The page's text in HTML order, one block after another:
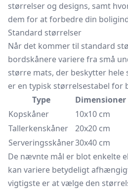
størrelser og designs, samt
dem for at forbedre din
Standard størrelser
Når det kommer til standard
bordskånere variere fra små
større mats, der beskytter hele
er en typisk størrelsestabel for
Type
Dimensioner
Kopskåner
10x10 cm
Tallerkenskåner
20x20 cm
Serveringsskåner30x40 cm
De nævnte mål er blot enkelte
kan variere betydeligt
vigtigste er at vælge den